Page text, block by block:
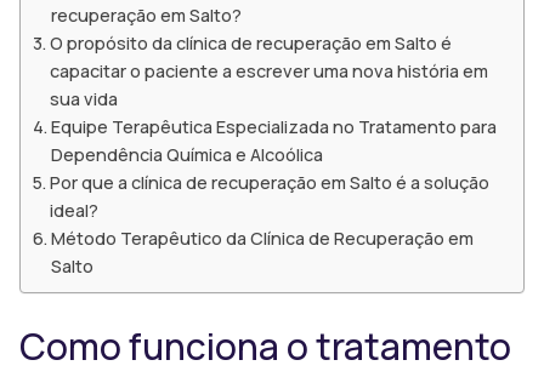
recuperação em Salto?
O propósito da clínica de recuperação em Salto é
capacitar o paciente a escrever uma nova história em
sua vida
Equipe Terapêutica Especializada no Tratamento para
Dependência Química e Alcoólica
Por que a clínica de recuperação em Salto é a solução
ideal?
Método Terapêutico da Clínica de Recuperação em
Salto
Como funciona o tratamento